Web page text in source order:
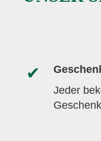
Jeder